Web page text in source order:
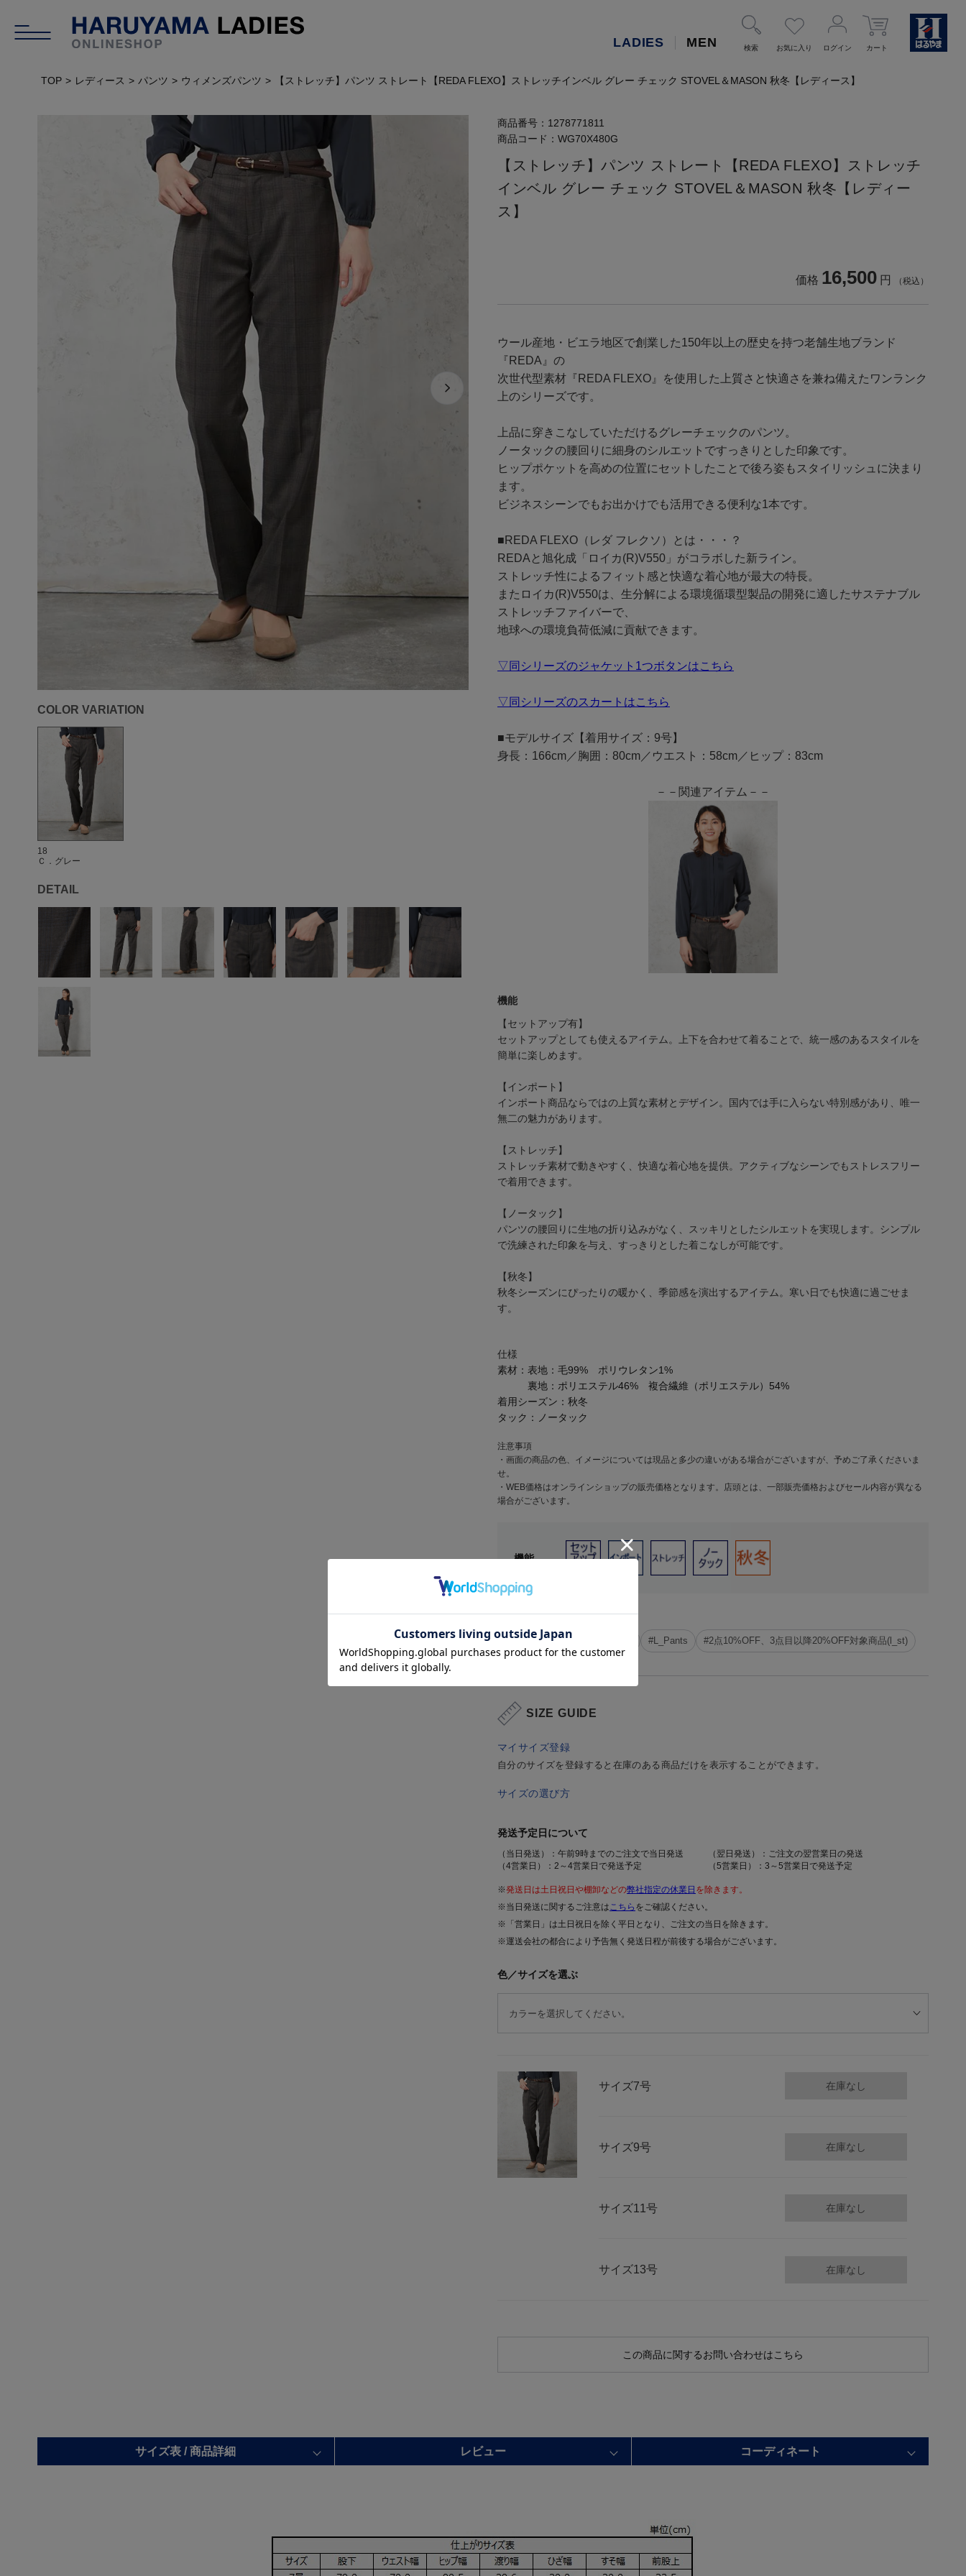
LADIES MEN 検索 お気に入り ログイン カート
TOP レディース パンツ ウィメンズパンツ 【ストレッチ】パンツ ストレート【REDA FLEXO】ストレッチインベル グレー チェック STOVEL＆MASON 秋冬【レディース】
COLOR VARIATION
18
Ｃ．グレー
DETAIL
商品番号： 1278771811
商品コード： WG70X480G
【ストレッチ】パンツ ストレート【REDA FLEXO】ストレッチ
インベル グレー チェック STOVEL＆MASON 秋冬【レディー
ス】
価格 16,500 円 （税込）
ウール産地・ビエラ地区で創業した150年以上の歴史を持つ老舗生地ブランド
『REDA』の
次世代型素材『REDA FLEXO』を使用した上質さと快適さを兼ね備えたワンランク
上のシリーズです。
上品に穿きこなしていただけるグレーチェックのパンツ。
ノータックの腰回りに細身のシルエットですっきりとした印象です。
ヒップポケットを高めの位置にセットしたことで後ろ姿もスタイリッシュに決まり
ます。
ビジネスシーンでもお出かけでも活用できる便利な1本です。
■REDA FLEXO（レダ フレクソ）とは・・・？
REDAと旭化成「ロイカ(R)V550」がコラボした新ライン。
ストレッチ性によるフィット感と快適な着心地が最大の特長。
またロイカ(R)V550は、生分解による環境循環型製品の開発に適したサステナブル
ストレッチファイバーで、
地球への環境負荷低減に貢献できます。
▽同シリーズのジャケット1つボタンはこちら
▽同シリーズのスカートはこちら
■モデルサイズ【着用サイズ：9号】
身長：166cm／胸囲：80cm／ウエスト：58cm／ヒップ：83cm
－－関連アイテム－－
機能
【セットアップ有】
セットアップとしても使えるアイテム。上下を合わせて着ることで、統一感のあるスタイルを
簡単に楽しめます。
【インポート】
インポート商品ならではの上質な素材とデザイン。国内では手に入らない特別感があり、唯一
無二の魅力があります。
【ストレッチ】
ストレッチ素材で動きやすく、快適な着心地を提供。アクティブなシーンでもストレスフリー
で着用できます。
【ノータック】
パンツの腰回りに生地の折り込みがなく、スッキリとしたシルエットを実現します。シンプル
で洗練された印象を与え、すっきりとした着こなしが可能です。
【秋冬】
秋冬シーズンにぴったりの暖かく、季節感を演出するアイテム。寒い日でも快適に過ごせま
す。
仕様
素材： 表地：毛99% ポリウレタン1%
裏地：ポリエステル46% 複合繊維（ポリエステル）54%
着用シーズン： 秋冬
タック：
ノータック
注意事項
・画面の商品の色、イメージについては現品と多少の違いがある場合がございますが、予めご了承くださいま
せ。
・WEB価格はオンラインショップの販売価格となります。店頭とは、一部販売価格およびセール内容が異なる
場合がございます。
機能
#L_REDA
#暖かい商品特集 #L_Pants #2点10%OFF、3点目以降20%OFF対象商品(l_st)
SIZE GUIDE
マイサイズ登録
自分のサイズを登録すると在庫のある商品だけを表示することができます。
サイズの選び方
発送予定日について
（当日発送）：午前9時までのご注文で当日発送
（翌日発送）：ご注文の翌営業日の発送
（4営業日）：2～4営業日で発送予定
（5営業日）：3～5営業日で発送予定
※発送日は土日祝日や棚卸などの弊社指定の休業日 を除きます。
※当日発送に関するご注意はこちら をご確認ください。
※「営業日」は土日祝日を除く平日となり、ご注文の当日を除きます。
※運送会社の都合により予告無く発送日程が前後する場合がございます。
色／サイズを選ぶ
サイズ7号 在庫なし
サイズ9号 在庫なし
サイズ11号 在庫なし
サイズ13号 在庫なし
この商品に関するお問い合わせはこちら
サイズ表 /商品詳細 レビュー コーディネート